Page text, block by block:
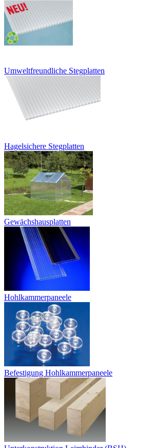
Umweltfreundliche Stegplatten
Hagelsichere Stegplatten
Gewächshausplatten
Hohlkammerpaneele
Befestigung Hohlkammerpaneele